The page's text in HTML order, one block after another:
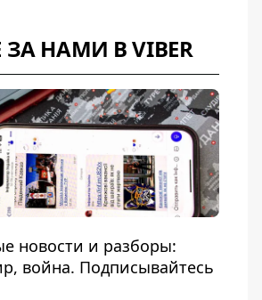
НАМИ В VIBER
новости и разборы:
война. Подписывайтесь